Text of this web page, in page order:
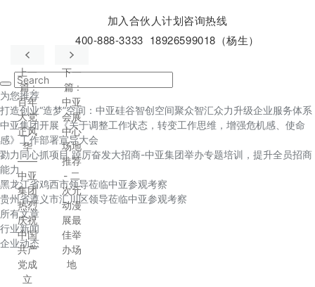
加入合伙人计划咨询热线
400-888-3333 18926599018（杨生）
上一
篇:
百年
大党
正风
华
——
中亚
集团
热烈
庆祝
中国
共产
党成
立
下一
篇:
中亚
会展
中心
场地
推荐
- 二
次元
动漫
展最
佳举
办场
地
为您推荐
打造创业“造梦”空间：中亚硅谷智创空间聚众智汇众力升级企业服务体系
中亚集团开展《关于调整工作状态，转变工作思维，增强危机感、使命
感》工作部署宣导大会
勠力同心抓项目 踔厉奋发大招商-中亚集团举办专题培训，提升全员招商
能力
黑龙江省鸡西市领导莅临中亚参观考察
贵州省遵义市汇川区领导莅临中亚参观考察
所有文章
行业新闻
企业动态